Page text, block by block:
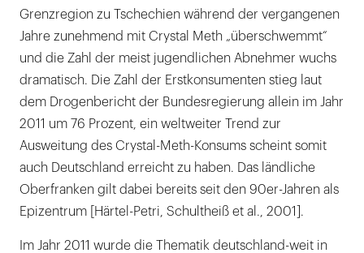
Grenzregion zu Tschechien während der vergangenen
Jahre zunehmend mit Crystal Meth „überschwemmt“
und die Zahl der meist jugendlichen Abnehmer wuchs
dramatisch. Die Zahl der Erstkonsumenten stieg laut
dem Drogenbericht der Bundesregierung allein im Jahr
2011 um 76 Prozent, ein weltweiter Trend zur
Ausweitung des Crystal-Meth-Konsums scheint somit
auch Deutschland erreicht zu haben. Das ländliche
Oberfranken gilt dabei bereits seit den 90er-Jahren als
Epizentrum [Härtel-Petri, Schultheiß et al., 2001].
Im Jahr 2011 wurde die Thematik deutschland-weit in